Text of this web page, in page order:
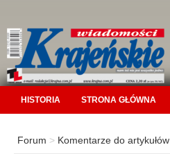
HISTORIA STRONA GŁÓWNA
Forum > Komentarze do artykułów